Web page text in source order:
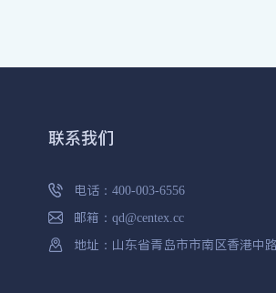
联系我们
电话： 400-003-6556
邮箱： qd@centex.cc
地址：山东省青岛市市南区香港中